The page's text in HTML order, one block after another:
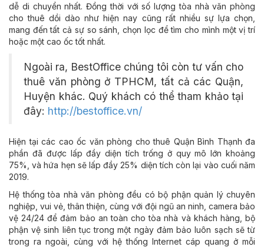
dễ di chuyển nhất. Đồng thời với số lượng tòa nhà văn phòng
cho thuê dồi dào như hiện nay cũng rất nhiều sự lựa chọn,
mang đến tất cả sự so sánh, chọn lọc để tìm cho mình một vị trí
hoặc một cao ốc tốt nhất.
Ngoài ra, BestOffice chúng tôi còn tư vấn cho
thuê văn phòng ở TPHCM, tất cả các Quận,
Huyện khác. Quý khách có thể tham khảo tại
đây: http://bestoffice.vn/
Hiện tại các cao ốc văn phòng cho thuê Quận Bình Thạnh đa
phần đã được lấp đầy diện tích trống ở quy mô lớn khoảng
75%, và hứa hẹn sẽ lấp đầy 25% diện tích còn lại vào cuối năm
2019.
Hệ thống tòa nhà văn phòng đều có bộ phận quản lý chuyên
nghiệp, vui vẻ, thân thiện, cùng với đội ngũ an ninh, camera bảo
vệ 24/24 để đảm bảo an toàn cho tòa nhà và khách hàng, bộ
phận vệ sinh liên tục trong một ngày đảm bảo luôn sạch sẽ từ
trong ra ngoài, cùng với hệ thống Internet cáp quang ở mỗi